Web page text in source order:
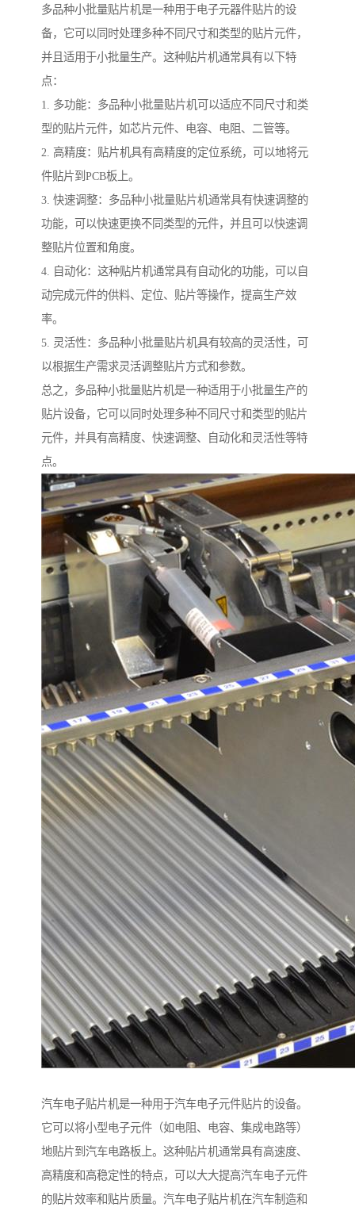
多品种小批量贴片机是一种用于电子元器件贴片的设
备，它可以同时处理多种不同尺寸和类型的贴片元件，
并且适用于小批量生产。这种贴片机通常具有以下特
点：
1. 多功能：多品种小批量贴片机可以适应不同尺寸和类
型的贴片元件，如芯片元件、电容、电阻、二管等。
2. 高精度：贴片机具有高精度的定位系统，可以地将元
件贴片到PCB板上。
3. 快速调整：多品种小批量贴片机通常具有快速调整的
功能，可以快速更换不同类型的元件，并且可以快速调
整贴片位置和角度。
4. 自动化：这种贴片机通常具有自动化的功能，可以自
动完成元件的供料、定位、贴片等操作，提高生产效
率。
5. 灵活性：多品种小批量贴片机具有较高的灵活性，可
以根据生产需求灵活调整贴片方式和参数。
总之，多品种小批量贴片机是一种适用于小批量生产的
贴片设备，它可以同时处理多种不同尺寸和类型的贴片
元件，并具有高精度、快速调整、自动化和灵活性等特
点。
汽车电子贴片机是一种用于汽车电子元件贴片的设备。
它可以将小型电子元件（如电阻、电容、集成电路等）
地贴片到汽车电路板上。这种贴片机通常具有高速度、
高精度和高稳定性的特点，可以大大提高汽车电子元件
的贴片效率和贴片质量。汽车电子贴片机在汽车制造和